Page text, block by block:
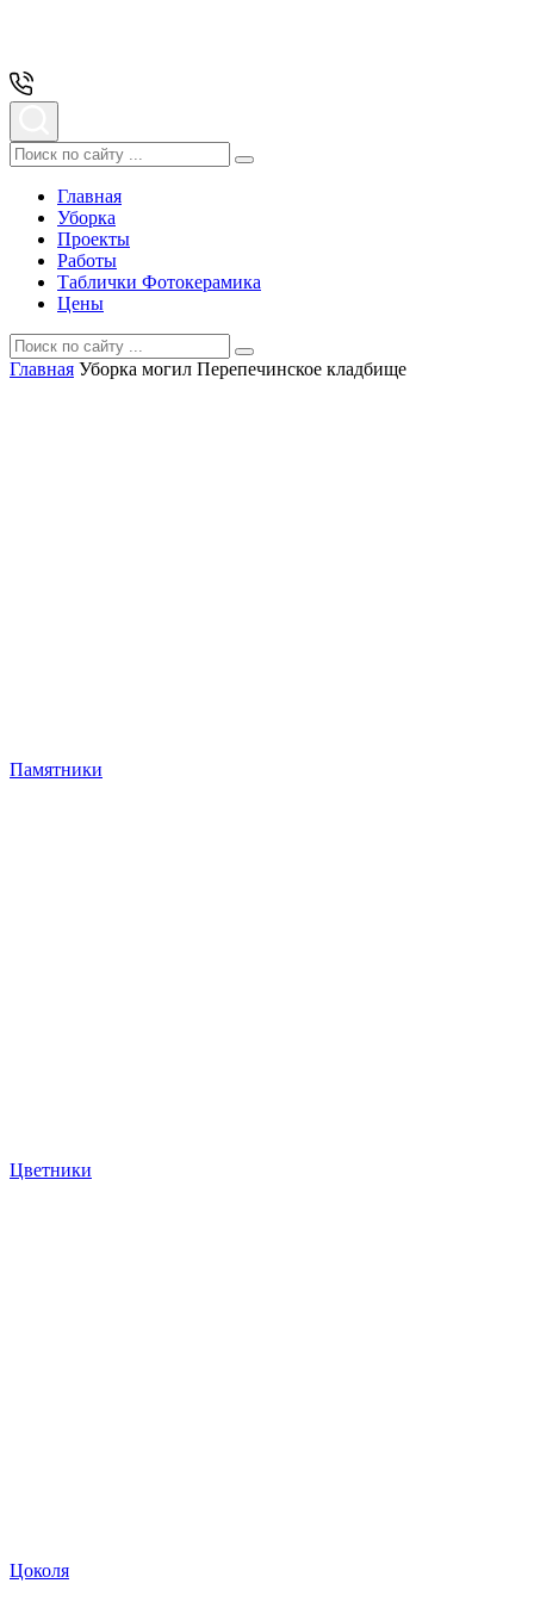
Главная
Уборка
Проекты
Работы
Таблички Фотокерамика
Цены
Главная Уборка могил Перепечинское кладбище
Памятники
Цветники
Цоколя